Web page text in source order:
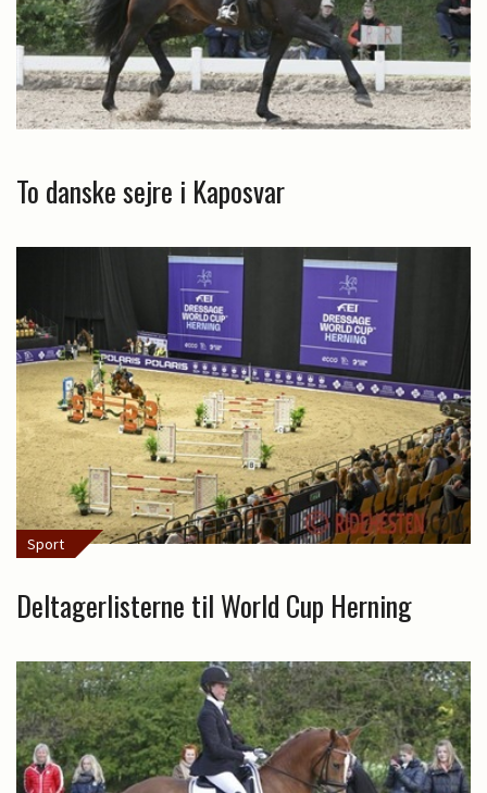
To danske sejre i Kaposvar
Sport
Deltagerlisterne til World Cup Herning